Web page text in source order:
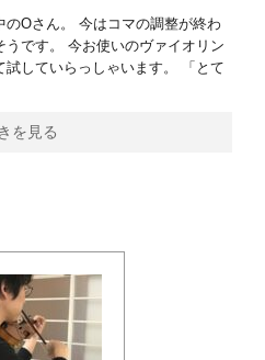
のOさん。 今はコマの調整が終わ
うです。 今お使いのヴァイオリン
していらっしゃいます。 「とて
を見る